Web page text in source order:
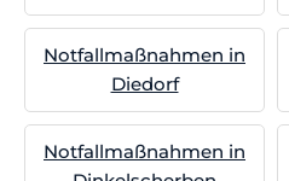
Notfallmaßnahmen in
Diedorf
Notfallmaßnahmen in